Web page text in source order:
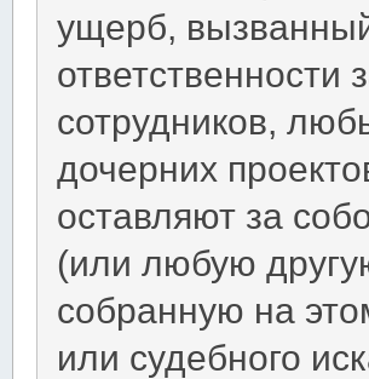
ущерб,
ответственности
сотрудников,
дочерних
оставляют за
(или любую
собранную на
или судебного